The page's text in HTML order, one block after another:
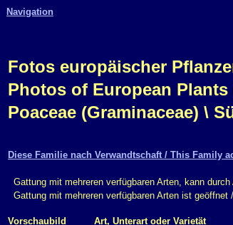
Navigation
Fotos europäischer
Photos of European
Poaceae (Graminaceae) \
Diese Familie nach Verwandtschaft / This Family
Gattung mit mehreren verfügbaren Arten, kann
Gattung mit mehreren verfügbaren Arten ist
Vorschaubild Art, Unterart oder Varietät